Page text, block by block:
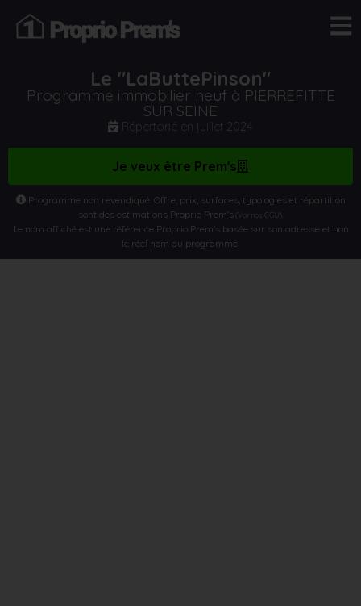
Le "LaButtePinson"
Programme immobilier neuf à PIERREFITTE
SUR SEINE
Répertorié en juillet 2024
Je veux être Prem's
Programme non revendiqué. Offre, prix, surfaces, typologies et répartition
sont des estimations Proprio Prem’s(Voir nos CGU)
Le nom affiché est une référence Proprio Prem’s basée sur son adresse et non
le réel nom du programme.